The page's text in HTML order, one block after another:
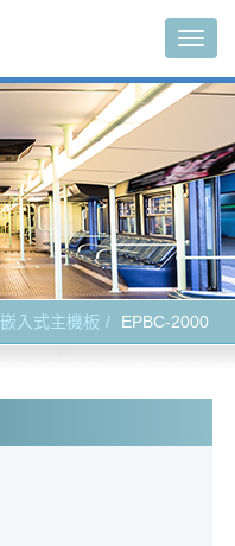
嵌入式主機板 EPBC-2000